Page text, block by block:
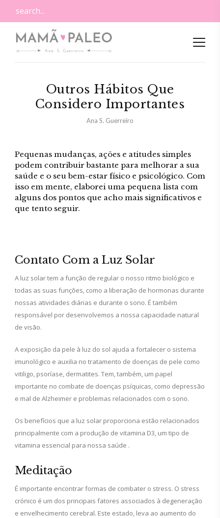
Outros Hábitos Que
Considero Importantes
Ana S. Guerreiro
Pequenas mudanças, ações e atitudes simples
podem contribuir bastante para melhorar a sua
saúde e o seu bem-estar físico e psicológico. Com
isso em mente, elaborei uma pequena lista com
alguns dos pontos que acho mais significativos e
que tento seguir.
Contato Com a Luz Solar
A luz solar tem a função de regular o nosso ritmo biológico e
todas as suas funções, como a liberação de hormonas durante
nossas atividades diárias e durante o sono. É também
responsável por desenvolvemos a nossa capacidade natural
de visão.
A exposição da pele à luz do sol ajuda a fortalecer o sistema
imunológico e auxilia no tratamento de doenças de pele como
vitiligo, psoríase, dermatites. Tem, também, um papel
importante no combate de doenças psíquicas, como depressão
e mal de Alzheimer e problemas relacionados com o sono.
Os benefícios que a luz solar proporciona estão relacionados
principalmente com a produção de vitamina D3, um tipo de
vitamina essencial para nossa saúde .
Meditação
É importante encontrar formas de combater o stress. O stress
crónico é um dos principais fatores associados à degeneração
e envelhecimento cerebral. Este estado, leva ao aumento do